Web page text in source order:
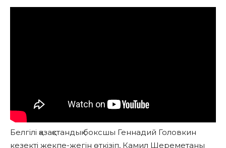
Белгілі қазақстандық боксшы Геннадий Головкин
кезекті жекпе-жегін өткізіп, Камил Шереметаны